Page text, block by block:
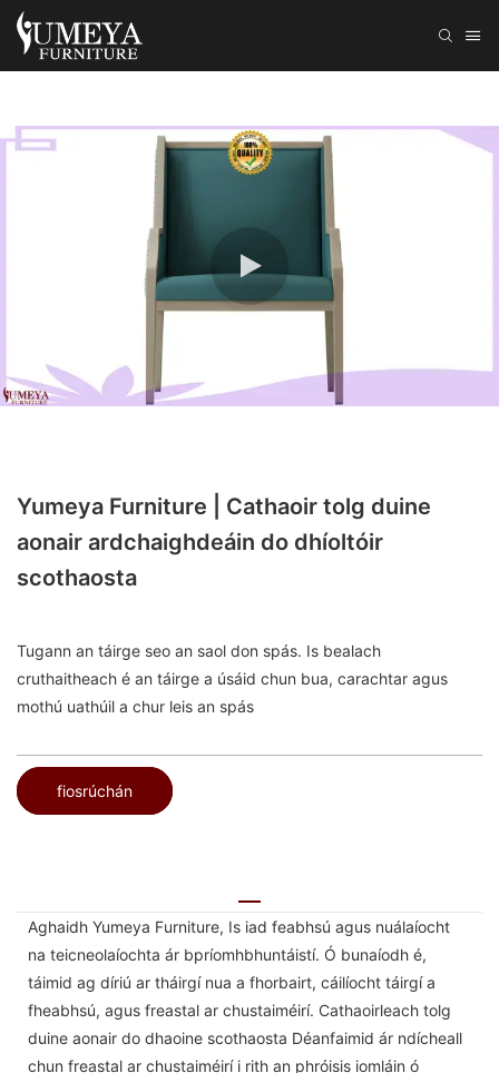
Yumeya Furniture | Cathaoir tolg duine
aonair ardchaighdeáin do dhíoltóir
scothaosta
Tugann an táirge seo an saol don spás. Is bealach
cruthaitheach é an táirge a úsáid chun bua, carachtar agus
mothú uathúil a chur leis an spás
fiosrúchán
Aghaidh Yumeya Furniture, Is iad feabhsú agus nuálaíocht
na teicneolaíochta ár bpríomhbhuntáistí. Ó bunaíodh é,
táimid ag díriú ar tháirgí nua a fhorbairt, cáilíocht táirgí a
fheabhsú, agus freastal ar chustaiméirí. Cathaoirleach tolg
duine aonair do dhaoine scothaosta Déanfaimid ár ndícheall
chun freastal ar chustaiméirí i rith an phróisis iomláin ó